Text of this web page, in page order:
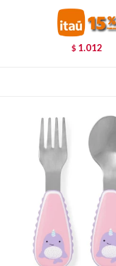
$ 1.012